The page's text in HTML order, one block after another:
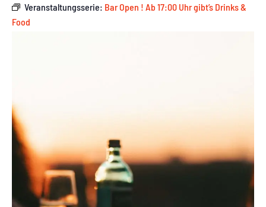
Veranstaltungsserie: Bar Open ! Ab 17:00 Uhr gibt’s Drinks &
Food